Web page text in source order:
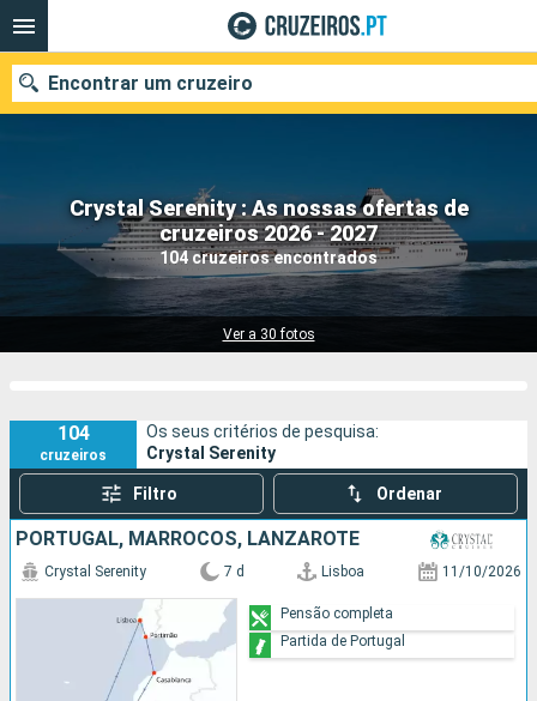
Crystal Serenity : As nossas ofertas de
cruzeiros 2026 - 2027
104 cruzeiros encontrados
Ver a 30 fotos
Encontrar um cruzeiro
Quando ir?
Data de partida
104
cruzeiros
Os seus critérios de pesquisa:
Crystal Serenity
Filtro Ordenar
PORTUGAL, MARROCOS, LANZAROTE
Crystal Serenity 7 d Lisboa 11/10/2026
Pensão completa
Partida de Portugal